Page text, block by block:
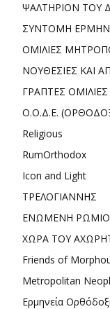
ΨΑΛΤΗΡΙΟΝ ΤΟΥ
ΣΥΝΤΟΜΗ
ΟΜΙΛΙΕΣ
ΝΟΥΘΕΣΙΕΣ ΚΑΙ
ΓΡΑΠΤΕΣ
Ο.Ο.Δ.Ε.
Religious
RumOrthodox
Icon and Light
ΤΡΕΛΟΓΙΑΝΝΗΣ
ΕΝΩΜΕΝΗ
ΧΩΡΑ ΤΟΥ
Friends of
Metropolitan
Ερμηνεία